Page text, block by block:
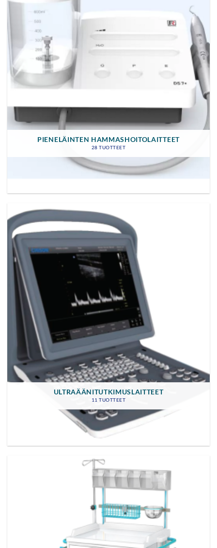
PIENELÄINTEN HAMMASHOITOLAITTEET
28 TUOTTEET
ULTRAÄÄNITUTKIMUSLAITTEET
11 TUOTTEET